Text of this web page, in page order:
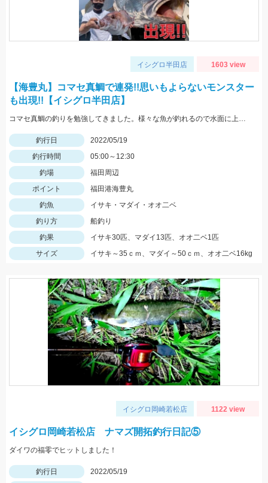
イシグロ半田店 1603 view
【海豊丸】コマセ真鯛で連発!!思いもよらないモンスター
も出現!!【イシグロ半田店】
コマセ真鯛の釣りを勉強してきました。様々な魚が釣れるので水面に上がってくるまでドキドキです!!
釣行日
2022/05/19
釣行時間
05:00～12:30
釣場
福田周辺
ポイント
福田港海豊丸
釣魚
イサキ・マダイ・オオ二ベ
釣り方
船釣り
釣果
イサキ30匹、マダイ13匹、オオ二ベ1匹
サイズ
イサキ～35ｃｍ、マダイ～50ｃｍ、オオ二ベ16kg
イシグロ岡崎若松店 1122 view
イシグロ岡崎若松店 ナマズ開拓釣行日記⑤
ダイワの福零でヒットしました！
釣行日
2022/05/19